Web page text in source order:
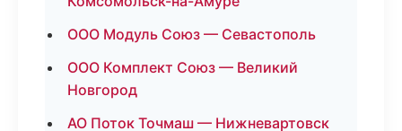
ООО Модуль Союз — Севастополь
ООО Комплект Союз — Великий
Новгород
АО Поток Точмаш — Нижневартовск